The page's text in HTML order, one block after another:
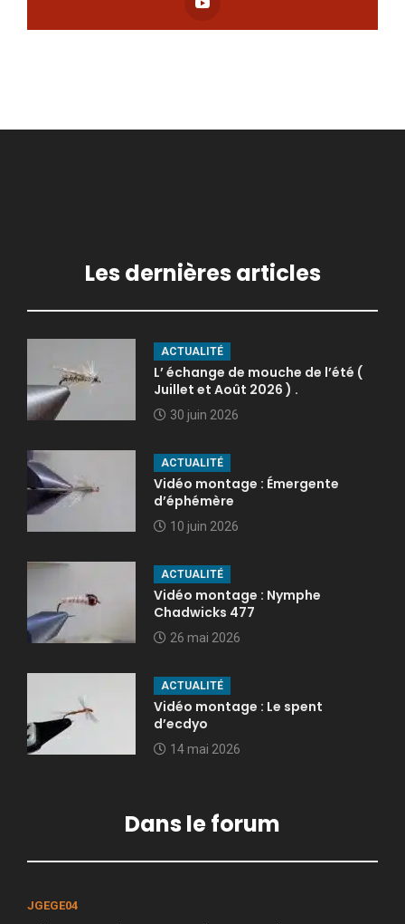
Les dernières articles
ACTUALITÉ
L’ échange de mouche de l’été (
Juillet et Août 2026 ) .
30 juin 2026
ACTUALITÉ
Vidéo montage : Émergente
d’éphémère
10 juin 2026
ACTUALITÉ
Vidéo montage : Nymphe
Chadwicks 477
26 mai 2026
ACTUALITÉ
Vidéo montage : Le spent
d’ecdyo
14 mai 2026
Dans le forum
JGEGE04